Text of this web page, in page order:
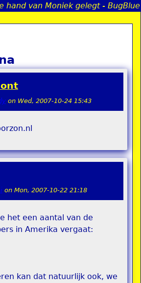
to navigation
hand van Moniek gelegt - BugBlue
on Wed, 2007-10-24 15:43
on Mon, 2007-10-22 21:18
het een aantal van de
in Amerika vergaat:
kan dat natuurlijk ook, we